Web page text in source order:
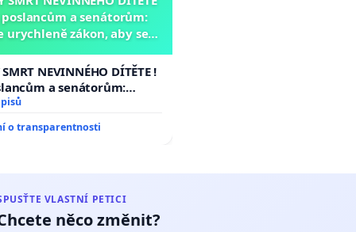
poslancům a senátorům:
urychleně zákon, aby se
opakovat!
NEVINNÉHO DÍTĚTE !
a senátorům:
zákon, aby se
o transparentnosti
VLASTNÍ PETICI
něco změnit?